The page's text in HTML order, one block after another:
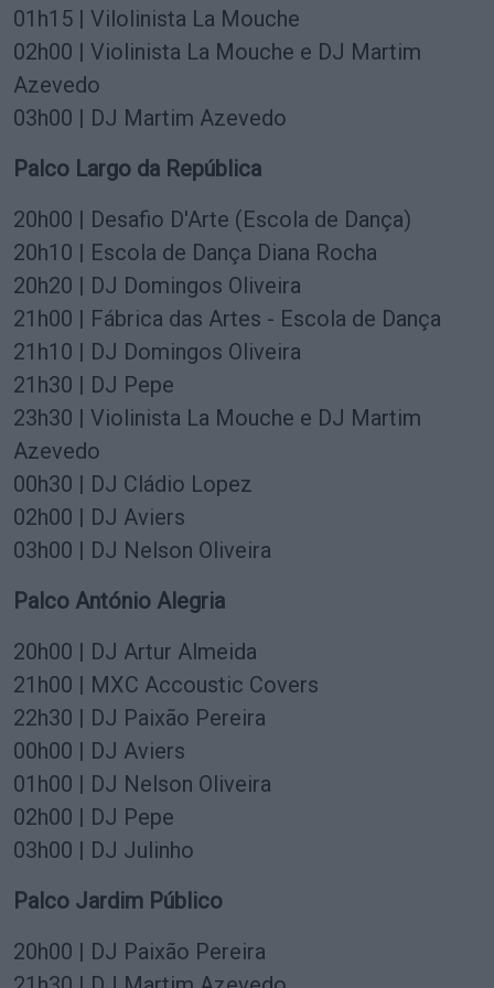
01h15 | Vilolinista La Mouche
02h00 | Violinista La Mouche e DJ Martim
Azevedo
03h00 | DJ Martim Azevedo
Palco Largo da República
20h00 | Desafio D'Arte (Escola de Dança)
20h10 | Escola de Dança Diana Rocha
20h20 | DJ Domingos Oliveira
21h00 | Fábrica das Artes - Escola de Dança
21h10 | DJ Domingos Oliveira
21h30 | DJ Pepe
23h30 | Violinista La Mouche e DJ Martim
Azevedo
00h30 | DJ Cládio Lopez
02h00 | DJ Aviers
03h00 | DJ Nelson Oliveira
Palco António Alegria
20h00 | DJ Artur Almeida
21h00 | MXC Accoustic Covers
22h30 | DJ Paixão Pereira
00h00 | DJ Aviers
01h00 | DJ Nelson Oliveira
02h00 | DJ Pepe
03h00 | DJ Julinho
Palco Jardim Público
20h00 | DJ Paixão Pereira